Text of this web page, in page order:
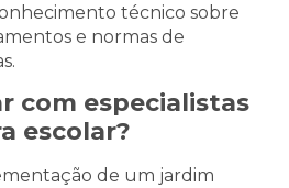
técnico sobre
e normas de
com especialistas
escolar?
de um jardim